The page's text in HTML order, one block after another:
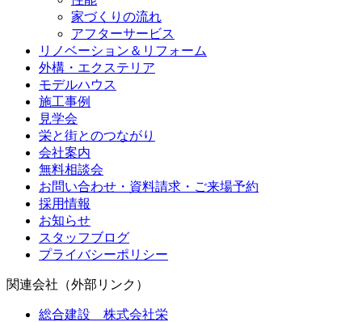
家づくりの流れ
アフターサービス
リノベーション＆リフォーム
外構・エクステリア
モデルハウス
施工事例
見学会
栄と街とのつながり
会社案内
無料相談会
お問い合わせ・資料請求・ご来場予約
採用情報
お知らせ
スタッフブログ
プライバシーポリシー
関連会社（外部リンク）
総合建設 株式会社栄